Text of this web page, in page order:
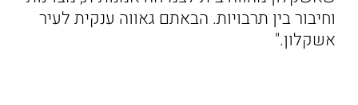
וחיבור בין תרבויות. הבאתם גאווה ענקית לעיר
אשקלון."